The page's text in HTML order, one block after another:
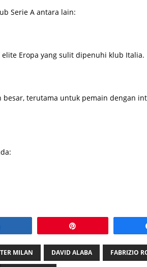
Serie A antara lain:
Eropa yang sulit dipenuhi klub Italia.
besar, terutama untuk pemain dengan
MILAN DAVID ALABA FABRIZIO